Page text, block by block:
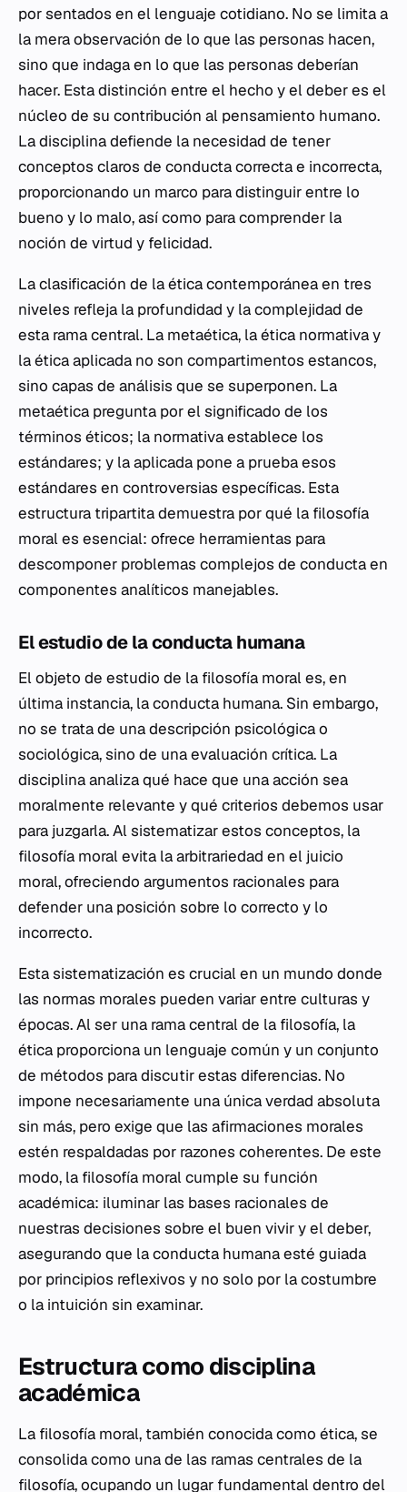
por sentados en el lenguaje cotidiano. No se limita a
la mera observación de lo que las personas hacen,
sino que indaga en lo que las personas deberían
hacer. Esta distinción entre el hecho y el deber es el
núcleo de su contribución al pensamiento humano.
La disciplina defiende la necesidad de tener
conceptos claros de conducta correcta e incorrecta,
proporcionando un marco para distinguir entre lo
bueno y lo malo, así como para comprender la
noción de virtud y felicidad.
La clasificación de la ética contemporánea en tres
niveles refleja la profundidad y la complejidad de
esta rama central. La metaética, la ética normativa y
la ética aplicada no son compartimentos estancos,
sino capas de análisis que se superponen. La
metaética pregunta por el significado de los
términos éticos; la normativa establece los
estándares; y la aplicada pone a prueba esos
estándares en controversias específicas. Esta
estructura tripartita demuestra por qué la filosofía
moral es esencial: ofrece herramientas para
descomponer problemas complejos de conducta en
componentes analíticos manejables.
El estudio de la conducta humana
El objeto de estudio de la filosofía moral es, en
última instancia, la conducta humana. Sin embargo,
no se trata de una descripción psicológica o
sociológica, sino de una evaluación crítica. La
disciplina analiza qué hace que una acción sea
moralmente relevante y qué criterios debemos usar
para juzgarla. Al sistematizar estos conceptos, la
filosofía moral evita la arbitrariedad en el juicio
moral, ofreciendo argumentos racionales para
defender una posición sobre lo correcto y lo
incorrecto.
Esta sistematización es crucial en un mundo donde
las normas morales pueden variar entre culturas y
épocas. Al ser una rama central de la filosofía, la
ética proporciona un lenguaje común y un conjunto
de métodos para discutir estas diferencias. No
impone necesariamente una única verdad absoluta
sin más, pero exige que las afirmaciones morales
estén respaldadas por razones coherentes. De este
modo, la filosofía moral cumple su función
académica: iluminar las bases racionales de
nuestras decisiones sobre el buen vivir y el deber,
asegurando que la conducta humana esté guiada
por principios reflexivos y no solo por la costumbre
o la intuición sin examinar.
Estructura como disciplina
académica
La filosofía moral, también conocida como ética, se
consolida como una de las ramas centrales de la
filosofía, ocupando un lugar fundamental dentro del